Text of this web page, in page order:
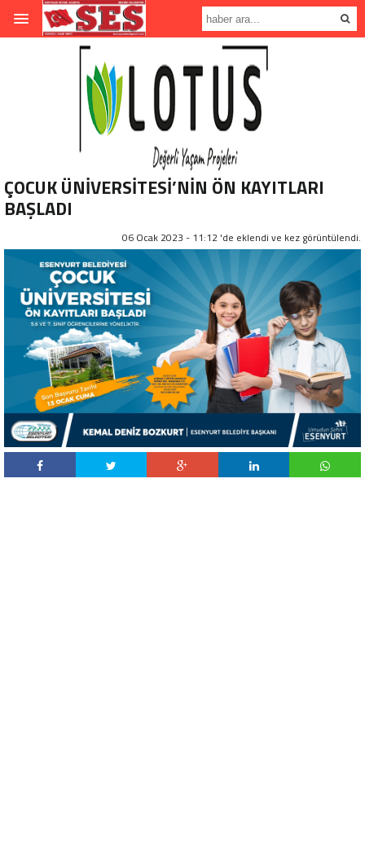
ÇOCUK ÜNİVERSİTESİ’NİN ÖN KAYITLARI
BAŞLADI
06 Ocak 2023 - 11:12 'de eklendi ve kez görüntülendi.